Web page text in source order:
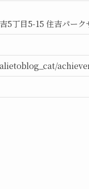
5丁目5-15 住吉パーク